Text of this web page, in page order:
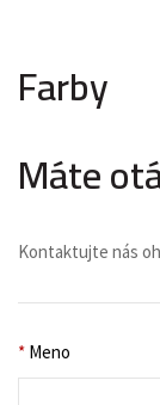
Farby
Máte
Kontaktujte nás
* Meno